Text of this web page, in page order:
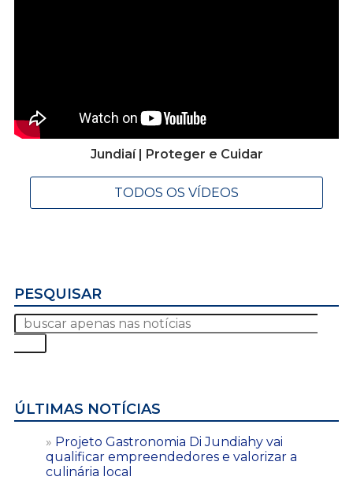
Jundiaí | Proteger e Cuidar
TODOS OS VÍDEOS
PESQUISAR
ÚLTIMAS NOTÍCIAS
Projeto Gastronomia Di Jundiahy vai
qualificar empreendedores e valorizar a
culinária local